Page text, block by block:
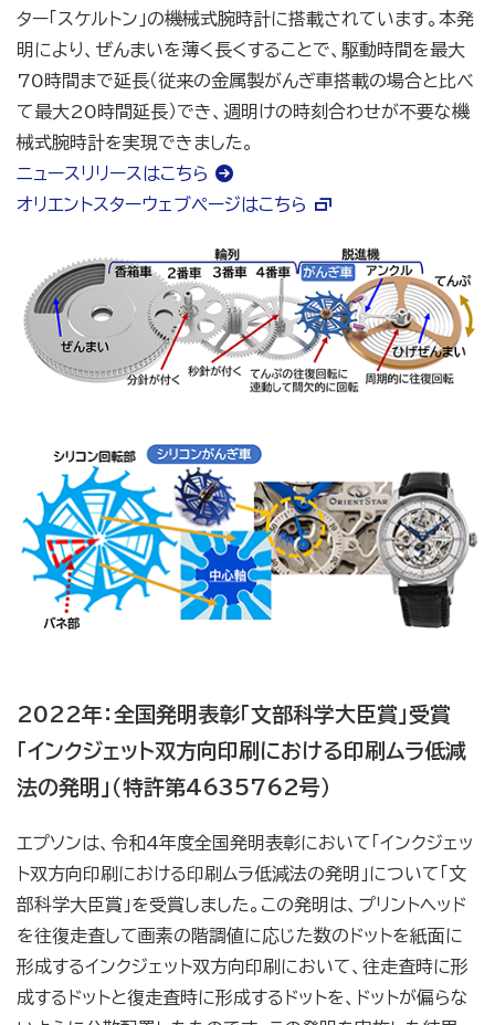
ター「スケルトン」の機械式腕時計に搭載されています。本発
明により、ぜんまいを薄く長くすることで、駆動時間を最大
70時間まで延長（従来の金属製がんぎ車搭載の場合と比べ
て最大20時間延長）でき、週明けの時刻合わせが不要な機
械式腕時計を実現できました。
ニュースリリースはこちら
オリエントスターウェブページはこちら
2022年：全国発明表彰「文部科学大臣賞」受賞
「インクジェット双方向印刷における印刷ムラ低減
法の発明」（特許第4635762号）
エプソンは、令和4年度全国発明表彰において「インクジェッ
ト双方向印刷における印刷ムラ低減法の発明」について「文
部科学大臣賞」を受賞しました。この発明は、プリントヘッド
を往復走査して画素の階調値に応じた数のドットを紙面に
形成するインクジェット双方向印刷において、往走査時に形
成するドットと復走査時に形成するドットを、ドットが偏らな